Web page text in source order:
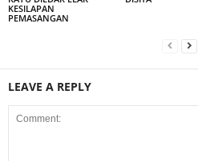
KESILAPAN
PEMASANGAN
LEAVE A REPLY